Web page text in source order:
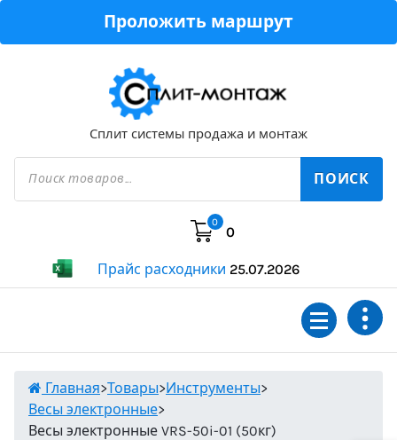
Проложить маршрут
Сплит системы продажа и монтаж
Поиск
товаров
ПОИСК
0
0
Прайс расходники 25.07.2026
Главная>Товары>Инструменты>
Весы электронные>
Весы электронные VRS-50i-01 (50кг)